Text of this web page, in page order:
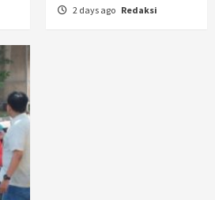
2 days ago Redaksi